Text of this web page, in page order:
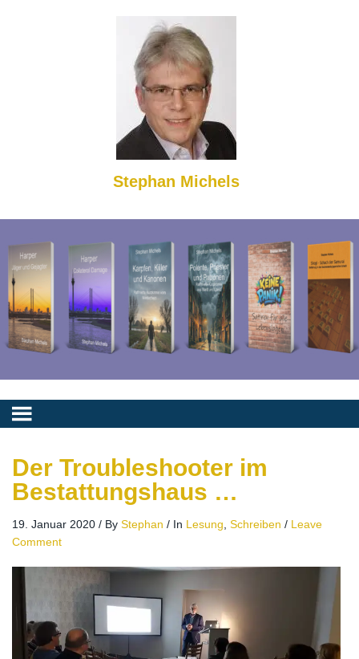
Stephan Michels
Der Troubleshooter im
Bestattungshaus …
19. Januar 2020 / By Stephan / In Lesung Schreiben / Leave
Comment